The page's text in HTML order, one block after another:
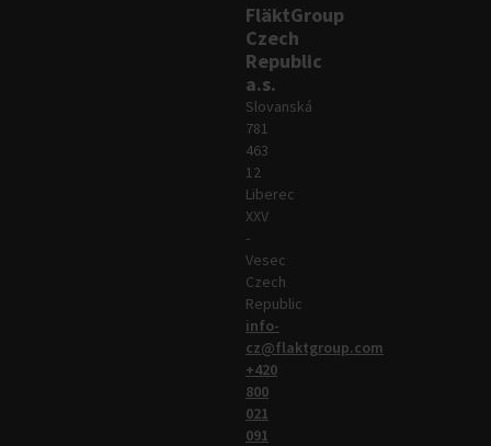
FläktGroup
Czech
Republic
a.s.
Slovanská
781
463
12
Liberec
XXV
-
Vesec
Czech
Republic
info-
cz@flaktgroup.com
+420
800
021
091